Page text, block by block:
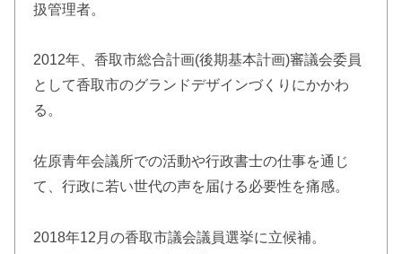
扱管理者。
2012年、香取市総合計画(後期基本計画)審議会委員
として香取市のグランドデザインづくりにかかわ
る。
佐原青年会議所での活動や行政書士の仕事を通じ
て、行政に若い世代の声を届ける必要性を痛感。
2018年12月の香取市議会議員選挙に立候補。